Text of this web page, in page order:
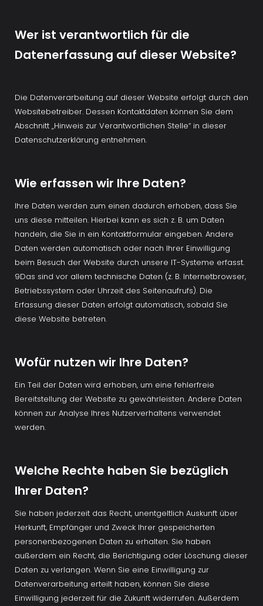
Wer ist verantwortlich für die
Datenerfassung auf dieser Website?
Die Datenverarbeitung auf dieser Website erfolgt durch den
Websitebetreiber. Dessen Kontaktdaten können Sie dem
Abschnitt „Hinweis zur Verantwortlichen Stelle“ in dieser
Datenschutzerklärung entnehmen.
Wie erfassen wir Ihre Daten?
Ihre Daten werden zum einen dadurch erhoben, dass Sie
uns diese mitteilen. Hierbei kann es sich z. B. um Daten
handeln, die Sie in ein Kontaktformular eingeben. Andere
Daten werden automatisch oder nach Ihrer Einwilligung
beim Besuch der Website durch unsere IT-Systeme erfasst.
9Das sind vor allem technische Daten (z. B. Internetbrowser,
Betriebssystem oder Uhrzeit des Seitenaufrufs). Die
Erfassung dieser Daten erfolgt automatisch, sobald Sie
diese Website betreten.
Wofür nutzen wir Ihre Daten?
Ein Teil der Daten wird erhoben, um eine fehlerfreie
Bereitstellung der Website zu gewährleisten. Andere Daten
können zur Analyse Ihres Nutzerverhaltens verwendet
werden.
Welche Rechte haben Sie bezüglich
Ihrer Daten?
Sie haben jederzeit das Recht, unentgeltlich Auskunft über
Herkunft, Empfänger und Zweck Ihrer gespeicherten
personenbezogenen Daten zu erhalten. Sie haben
außerdem ein Recht, die Berichtigung oder Löschung dieser
Daten zu verlangen. Wenn Sie eine Einwilligung zur
Datenverarbeitung erteilt haben, können Sie diese
Einwilligung jederzeit für die Zukunft widerrufen. Außerdem